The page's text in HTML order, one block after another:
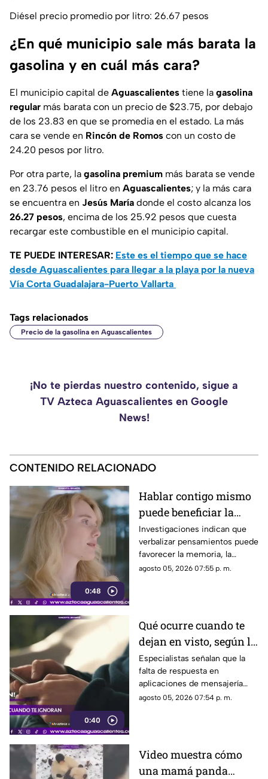
Diésel precio promedio por litro: 26.67 pesos
¿En qué municipio sale más barata la
gasolina y en cuál más cara?
El municipio capital de Aguascalientes tiene la gasolina
regular más barata con un precio de $23.75, por debajo
de los 23.83 en que se promedia en el estado. La más
cara se vende en Rincón de Romos con un costo de
24.20 pesos por litro.
Por otra parte, la gasolina premium más barata se vende
en 23.76 pesos el litro en Aguascalientes; y la más cara
se encuentra en Jesús María donde el costo alcanza los
26.27 pesos, encima de los 25.92 pesos que cuesta
recargar este combustible en el municipio capital.
TE PUEDE INTERESAR: Este es el tiempo que se hace
desde Aguascalientes para llegar a la playa por la nueva
Vía Corta Guadalajara-Puerto Vallarta
Tags relacionados
Precio de la gasolina en Aguascalientes
¡No te pierdas nuestro contenido, sigue a
TV Azteca Aguascalientes en Google
News!
CONTENIDO RELACIONADO
0:48
Hablar contigo mismo
puede beneficiar la
concentración y la
memoria
Investigaciones indican que
verbalizar pensamientos puede
favorecer la memoria, la
planificación y el manejo de
agosto 05, 2026 07:55 p. m.
0:40
Qué ocurre cuando te
dejan en visto, según la
psicología
Especialistas señalan que la
falta de respuesta en
aplicaciones de mensajería
puede tener efectos
agosto 05, 2026 07:54 p. m.
Video muestra cómo
una mamá panda